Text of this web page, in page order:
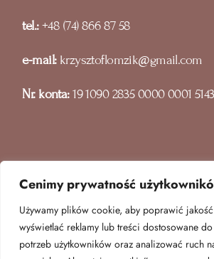
Cenimy prywatność
Używamy plików cookie, aby poprawić
wyświetlać reklamy lub treści dostosowane
potrzeb użytkowników oraz analizować ruch
tel.:+48 (74) 866 87 58
e-mail: krzysztoflomzik@gmail.com
Nr. konta:19 1090 2835 0000 0001
© 2025 WILLA SAN REMO , All